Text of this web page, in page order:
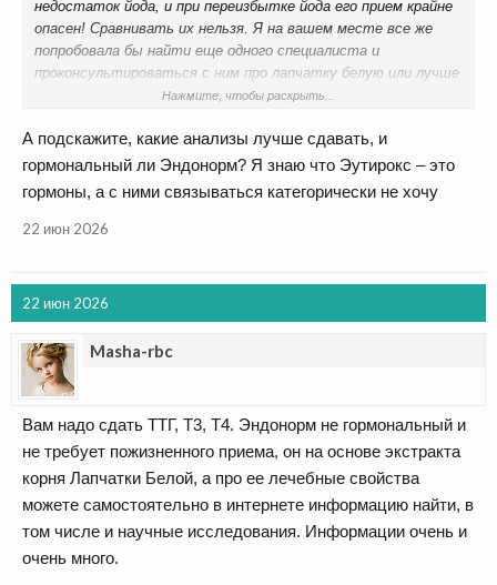
недостаток йода, и при переизбытке йода его прием крайне
опасен! Сравнивать их нельзя. Я на вашем месте все же
попробовала бы найти еще одного специалиста и
проконсультироваться с ним про лапчатку белую или лучше
Нажмите, чтобы раскрыть...
А подскажите, какие анализы лучше сдавать, и
гормональный ли Эндонорм? Я знаю что Эутирокс – это
гормоны, а с ними связываться категорически не хочу
22 июн 2026
22 июн 2026
Masha-rbc
Вам надо сдать ТТГ, Т3, Т4. Эндонорм не гормональный и
не требует пожизненного приема, он на основе экстракта
корня Лапчатки Белой, а про ее лечебные свойства
можете самостоятельно в интернете информацию найти, в
том числе и научные исследования. Информации очень и
очень много.